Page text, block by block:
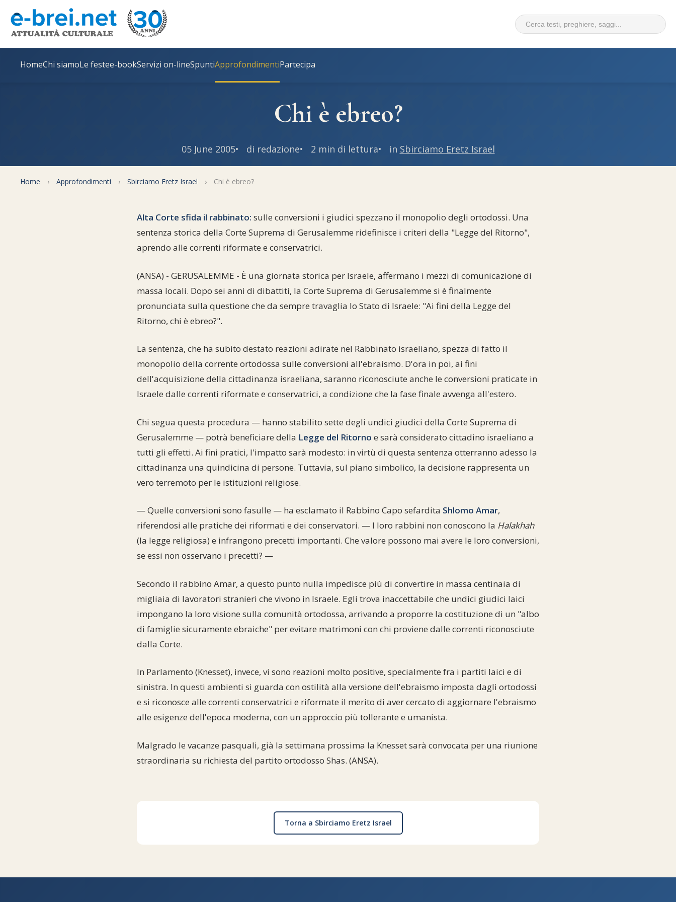
HomeChi siamoLe festee-bookServizi on-lineSpuntiApprofondimentiPartecipa
Chi è ebreo?
05 June 2005 di redazione 2 min di lettura in Sbirciamo Eretz Israel
Home › Approfondimenti › Sbirciamo Eretz Israel › Chi è ebreo?
Alta Corte sfida il rabbinato: sulle conversioni i giudici spezzano il monopolio degli ortodossi. Una
sentenza storica della Corte Suprema di Gerusalemme ridefinisce i criteri della "Legge del Ritorno",
aprendo alle correnti riformate e conservatrici.
(ANSA) - GERUSALEMME - È una giornata storica per Israele, affermano i mezzi di comunicazione di
massa locali. Dopo sei anni di dibattiti, la Corte Suprema di Gerusalemme si è finalmente
pronunciata sulla questione che da sempre travaglia lo Stato di Israele: "Ai fini della Legge del
Ritorno, chi è ebreo?".
La sentenza, che ha subito destato reazioni adirate nel Rabbinato israeliano, spezza di fatto il
monopolio della corrente ortodossa sulle conversioni all'ebraismo. D'ora in poi, ai fini
dell'acquisizione della cittadinanza israeliana, saranno riconosciute anche le conversioni praticate in
Israele dalle correnti riformate e conservatrici, a condizione che la fase finale avvenga all'estero.
Chi segua questa procedura — hanno stabilito sette degli undici giudici della Corte Suprema di
Gerusalemme — potrà beneficiare della Legge del Ritorno e sarà considerato cittadino israeliano a
tutti gli effetti. Ai fini pratici, l'impatto sarà modesto: in virtù di questa sentenza otterranno adesso la
cittadinanza una quindicina di persone. Tuttavia, sul piano simbolico, la decisione rappresenta un
vero terremoto per le istituzioni religiose.
— Quelle conversioni sono fasulle — ha esclamato il Rabbino Capo sefardita Shlomo Amar,
riferendosi alle pratiche dei riformati e dei conservatori. — I loro rabbini non conoscono la Halakhah
(la legge religiosa) e infrangono precetti importanti. Che valore possono mai avere le loro conversioni,
se essi non osservano i precetti? —
Secondo il rabbino Amar, a questo punto nulla impedisce più di convertire in massa centinaia di
migliaia di lavoratori stranieri che vivono in Israele. Egli trova inaccettabile che undici giudici laici
impongano la loro visione sulla comunità ortodossa, arrivando a proporre la costituzione di un "albo
di famiglie sicuramente ebraiche" per evitare matrimoni con chi proviene dalle correnti riconosciute
dalla Corte.
In Parlamento (Knesset), invece, vi sono reazioni molto positive, specialmente fra i partiti laici e di
sinistra. In questi ambienti si guarda con ostilità alla versione dell'ebraismo imposta dagli ortodossi
e si riconosce alle correnti conservatrici e riformate il merito di aver cercato di aggiornare l'ebraismo
alle esigenze dell'epoca moderna, con un approccio più tollerante e umanista.
Malgrado le vacanze pasquali, già la settimana prossima la Knesset sarà convocata per una riunione
straordinaria su richiesta del partito ortodosso Shas. (ANSA).
Torna a Sbirciamo Eretz Israel